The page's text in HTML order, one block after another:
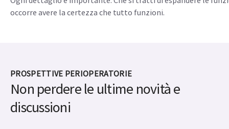
Accessori clinici
Ogni dettaglio è importante. Che si tratti di espandere le
occorre avere la certezza che tutto funzioni.